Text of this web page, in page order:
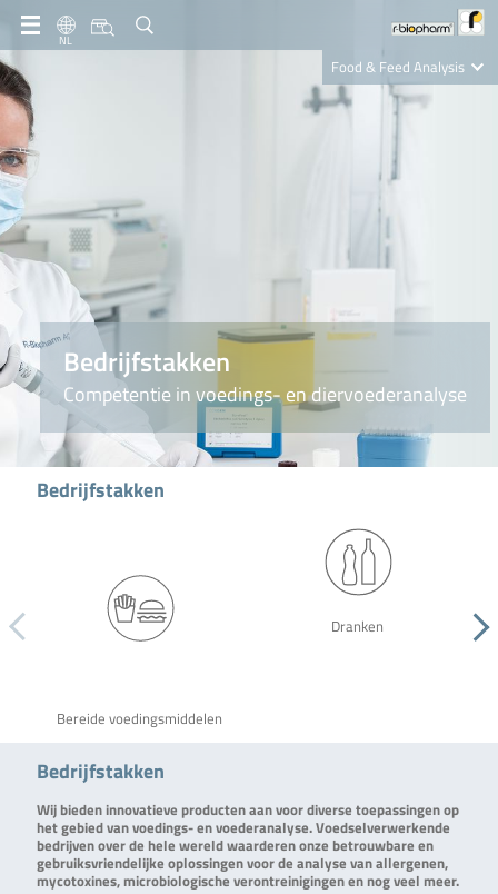
NL
Food & Feed Analysis
Clinical Diagnostics
Nutrition Care
Bedrijfstakken
Competentie in voedings- en diervoederanalyse
Bedrijfstakken
Bereide voedingsmiddelen
Dranken
Bedrijfstakken
Wij bieden innovatieve producten aan voor diverse toepassingen op
het gebied van voedings- en voederanalyse. Voedselverwerkende
bedrijven over de hele wereld waarderen onze betrouwbare en
gebruiksvriendelijke oplossingen voor de analyse van allergenen,
mycotoxines, microbiologische verontreinigingen en nog veel meer.